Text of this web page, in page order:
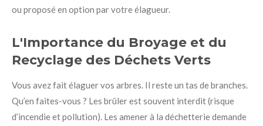
ou proposé en option par votre élagueur.
L'Importance du Broyage et du
Recyclage des Déchets Verts
Vous avez fait élaguer vos arbres. Il reste un tas de branches.
Qu’en faites-vous ? Les brûler est souvent interdit (risque
d’incendie et pollution). Les amener à la déchetterie demande